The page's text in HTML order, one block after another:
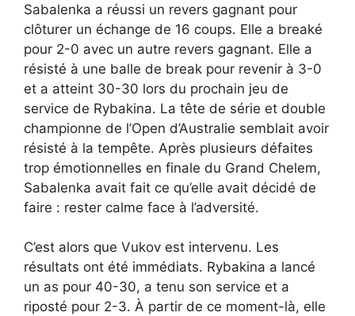
Sabalenka a réussi un revers gagnant pour
clôturer un échange de 16 coups. Elle a breaké
pour 2-0 avec un autre revers gagnant. Elle a
résisté à une balle de break pour revenir à 3-0
et a atteint 30-30 lors du prochain jeu de
service de Rybakina. La tête de série et double
championne de l’Open d’Australie semblait avoir
résisté à la tempête. Après plusieurs défaites
trop émotionnelles en finale du Grand Chelem,
Sabalenka avait fait ce qu’elle avait décidé de
faire : rester calme face à l’adversité.
C’est alors que Vukov est intervenu. Les
résultats ont été immédiats. Rybakina a lancé
un as pour 40-30, a tenu son service et a
riposté pour 2-3. À partir de ce moment-là, elle